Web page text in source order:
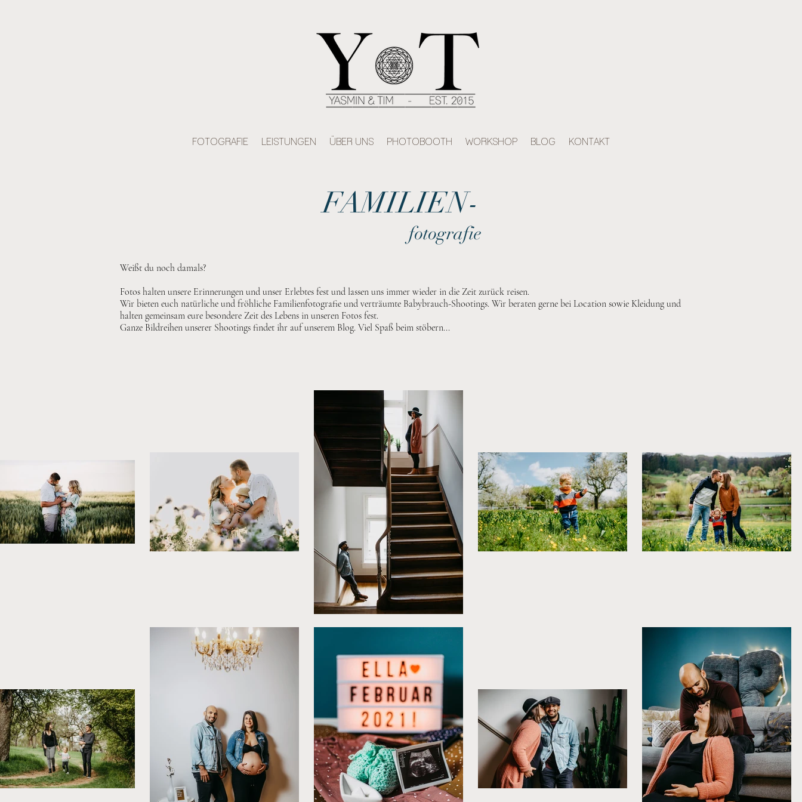
FOTOGRAFIE LEISTUNGEN ÜBER UNS PHOTOBOOTH WORKSHOP BLOG KONTAKT
Weißt du noch damals?
Fotos halten unsere Erinnerungen und unser Erlebtes fest und lassen uns immer wieder in die Zeit zurück reisen.
Wir bieten euch natürliche und fröhliche Familienfotografie und verträumte Babybrauch-Shootings. Wir beraten gerne bei Location sowie Kleidung und
halten gemeinsam eure besondere Zeit des Lebens in unseren Fotos fest.
Ganze Bildreihen unserer Shootings findet ihr auf unserem Blog. Viel Spaß beim stöbern...
FAMILIEN-
fotografie